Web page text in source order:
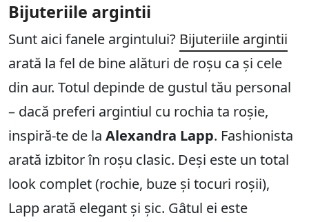
Bijuteriile argintii
Sunt aici fanele argintului? Bijuteriile argintii
arată la fel de bine alături de roșu ca și cele
din aur. Totul depinde de gustul tău personal
– dacă preferi argintiul cu rochia ta roșie,
inspiră-te de la Alexandra Lapp. Fashionista
arată izbitor în roșu clasic. Deși este un total
look complet (rochie, buze și tocuri roșii),
Lapp arată elegant și șic. Gâtul ei este